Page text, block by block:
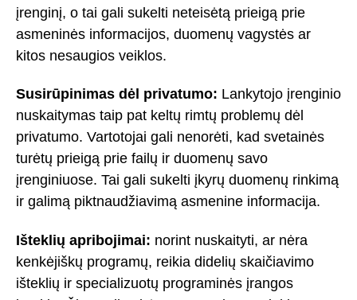
įrenginį, o tai gali sukelti neteisėtą prieigą prie
asmeninės informacijos, duomenų vagystės ar
kitos nesaugios veiklos.
Susirūpinimas dėl privatumo: Lankytojo įrenginio
nuskaitymas taip pat keltų rimtų problemų dėl
privatumo. Vartotojai gali nenorėti, kad svetainės
turėtų prieigą prie failų ir duomenų savo
įrenginiuose. Tai gali sukelti įkyrų duomenų rinkimą
ir galimą piktnaudžiavimą asmenine informacija.
Išteklių apribojimai: norint nuskaityti, ar nėra
kenkėjiškų programų, reikia didelių skaičiavimo
išteklių ir specializuotų programinės įrangos